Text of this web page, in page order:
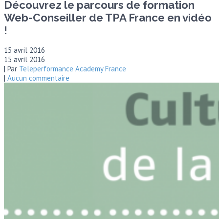
Découvrez le parcours de formation
Web-Conseiller de TPA France en vidéo
!
15 avril 2016
15 avril 2016
| Par Teleperformance Academy France
| Aucun commentaire